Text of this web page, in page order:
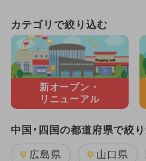
カテゴリで絞り込む
新オープン・
リニューアル
中国･四国の都道府県で絞
広島県 山口県